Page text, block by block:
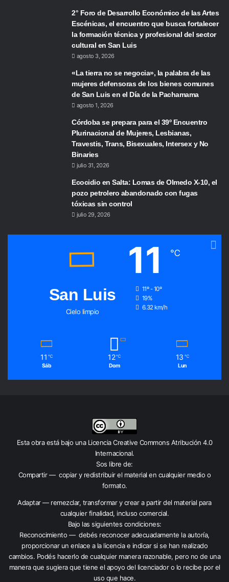
2° Foro de Desarrollo Económico de las Artes
Escénicas, el encuentro que busca fortalecer
la formación técnica y profesional del sector
cultural en San Luis
agosto 3, 2026
«La tierra no se negocia», la palabra de las
mujeres defensoras de los bienes comunes
de San Luis en el Día de la Pachamama
agosto 1, 2026
Córdoba se prepara para el 39º Encuentro
Plurinacional de Mujeres, Lesbianas,
Travestis, Trans, Bisexuales, Intersex y No
Binaries
julio 31, 2026
Ecocidio en Salta: Lomas de Olmedo X-10, el
pozo petrolero abandonado con fugas
tóxicas sin control
julio 29, 2026
San Luis
Cielo limpio
11 ℃
11º - 10º
19%
6.32 km/h
11 ℃
Sáb
12 ℃
Dom
13 ℃
Lun
Esta obra está bajo una Licencia Creative Commons Atribución 4.0
Internacional.
Sos libre de:
Compartir — copiar y redistribuir el material en cualquier medio o
formato.
Adaptar — remezclar, transformar y crear a partir del material para
cualquier finalidad, incluso comercial.
Bajo las siguientes condiciones:
Reconocimiento — debés reconocer adecuadamente la autoría,
proporcionar un enlace a la licencia e indicar si se han realizado
cambios. Podés hacerlo de cualquier manera razonable, pero no de una
manera que sugiera que tiene el apoyo del licenciador o lo recibe por el
uso que hace.